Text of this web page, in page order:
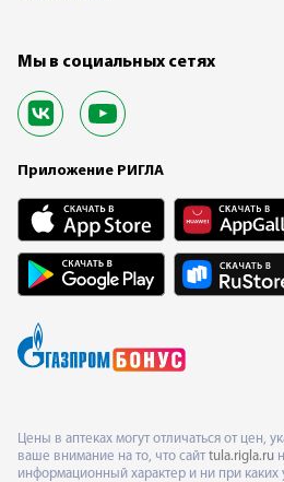
Мы в социальных сетях
Приложение РИГЛА
Цены в аптеках могут отличаться от цен,
ваше внимание на то, что сайт tula.rigla.ru
информационный характер и ни при каких